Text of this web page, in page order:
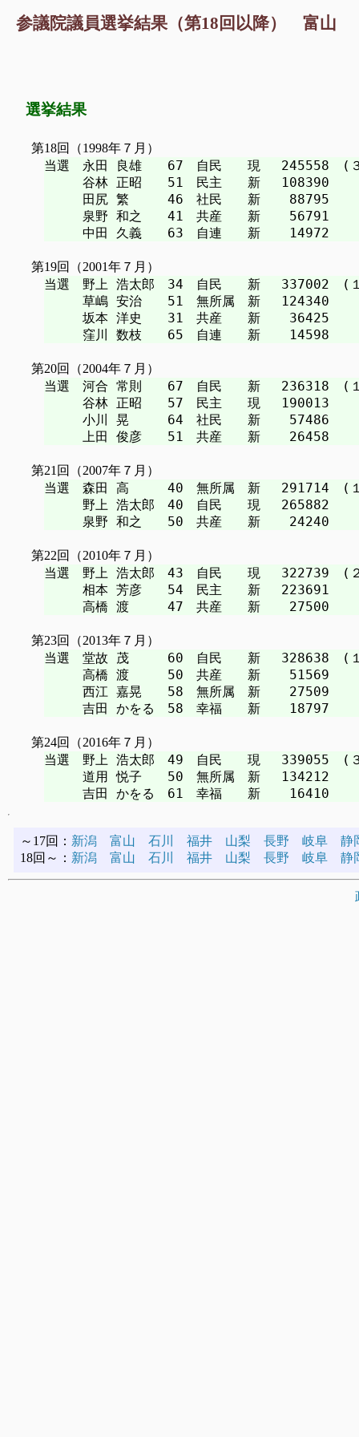
参議院議員選挙結果（第18回以降） 富山
選挙結果
第18回（1998年７月）
当選　永田 良雄　　67　自民　　現　 245558　(
谷林 正昭　　51　民主　　新　 108390
田尻 繁　　　46　社民　　新　  88795
泉野 和之　　41　共産　　新　  56791
第19回（2001年７月）
当選　野上 浩太郎　34　自民　　新　 337002　(
草嶋 安治　　51　無所属　新　 124340
坂本 洋史　　31　共産　　新　  36425
第20回（2004年７月）
当選　河合 常則　　67　自民　　新　 236318　(
谷林 正昭　　57　民主　　現　 190013
小川 晃　　　64　社民　　新　  57486
第21回（2007年７月）
当選　森田 高　　　40　無所属　新　 291714　(
野上 浩太郎　40　自民　　現　 265882
第22回（2010年７月）
当選　野上 浩太郎　43　自民　　現　 322739　(
相本 芳彦　　54　民主　　新　 223691
第23回（2013年７月）
当選　堂故 茂　　　60　自民　　新　 328638　(
高橋 渡　　　50　共産　　新　  51569
西江 嘉晃　　58　無所属　新　  27509
第24回（2016年７月）
当選　野上 浩太郎　49　自民　　現　 339055　(
道用 悦子　　50　無所属　新　 134212
～17回： 新潟 富山 石川 福井 山梨 長野 岐阜
静
18回～： 新潟 富山 石川 福井 山梨 長野 岐阜 静